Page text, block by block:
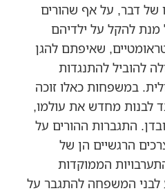
1990). בסופו של דבר, על אף שהורים
מנת להקל על ילדיהם
שאיפתם להגן
להוביל להתנגדות
במשפחות כאלו זוכה
לבנות מחדש את עולמו,
התגברות ההורים על
הרגשיים הן של
הממוקדות
לבני המשפחה להתגבר על